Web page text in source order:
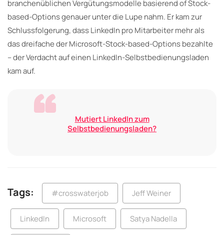
branchenüblichen Vergütungsmodelle basierend of Stock-
based-Options genauer unter die Lupe nahm. Er kam zur
Schlussfolgerung, dass LinkedIn pro Mitarbeiter mehr als
das dreifache der Microsoft-Stock-based-Options bezahlte
– der Verdacht auf einen LinkedIn-Selbstbedienungsladen
kam auf.
Mutiert LinkedIn zum
Selbstbedienungsladen?
Tags: #crosswaterjob Jeff Weiner
LinkedIn Microsoft Satya Nadella